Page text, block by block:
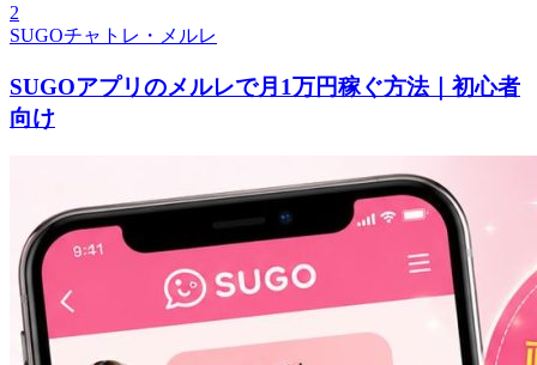
2
SUGOチャトレ・メルレ
SUGOアプリのメルレで月1万円稼ぐ方法｜初心者
向け